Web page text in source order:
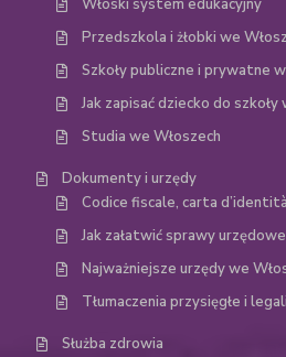
Włoski system edukacyjny
Przedszkola i żłobki we
Szkoły publiczne i prywatne
Jak zapisać dziecko do szkoły
Studia we Włoszech
Dokumenty i urzędy
Codice fiscale, carta
Jak załatwić sprawy
Najważniejsze urzędy we
Tłumaczenia przysięgłe i
Służba zdrowia